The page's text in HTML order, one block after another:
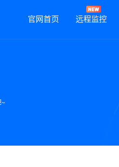
官网首页 远程监控
~